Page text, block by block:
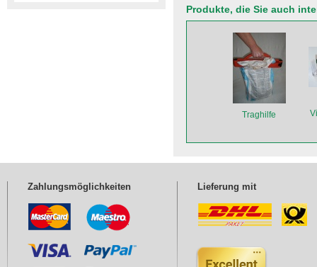
Produkte, die Sie auch
Traghilfe
Zahlungsmöglichkeiten Lieferung mit